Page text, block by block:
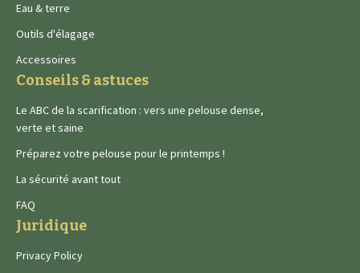
Eau & terre
Outils d'élagage
Accessoires
Conseils & astuces
Le ABC de la scarification : vers une pelouse dense,
verte et saine
Préparez votre pelouse pour le printemps !
La sécurité avant tout
FAQ
Juridique
Privacy Policy